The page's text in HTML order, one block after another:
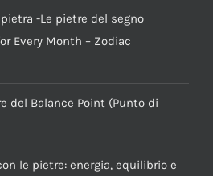
-Le pietre del segno
Every Month – Zodiac
del Balance Point (Punto di
le pietre: energia, equilibrio e